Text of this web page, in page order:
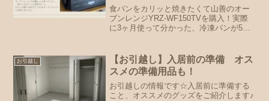
コミ
食パンをカリッと焼きたくて山善のオー
ブンレンジYRZ-WF150TVを購入！実際
に3ヶ月使って分かった、冷凍パンが5分
届けします。トースト機能重視派は必見
です♪
お引越し
【お引越し】入居前の準備 オス
スメの準備用品も！
お引越しの情報です☆入居前に準備する
こと、オススメのグッズをご紹介します♪